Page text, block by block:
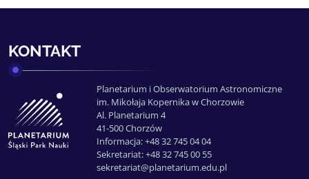
KONTAKT
Planetarium i Obserwatorium Astronomiczne
im. Mikołaja Kopernika w Chorzowie
Al. Planetarium 4
41-500 Chorzów
Informacja: +48 32 745 04 04
Sekretariat: +48 32 745 00 55
sekretariat@planetarium.edu.pl